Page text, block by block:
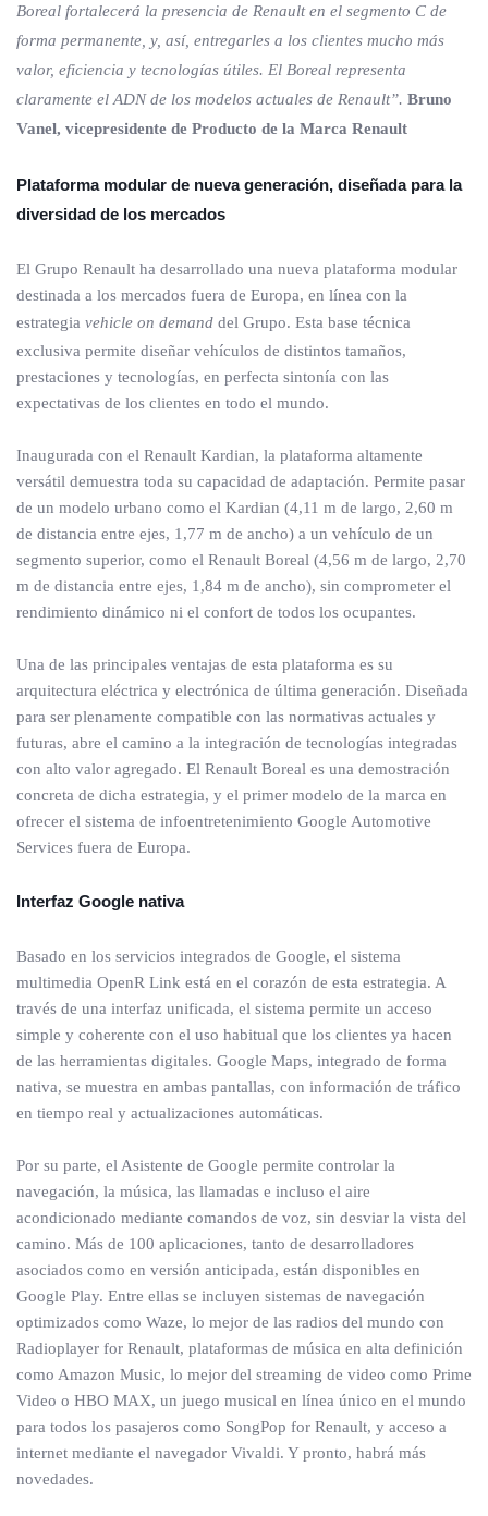
Boreal fortalecerá la presencia de Renault en el segmento C de
forma permanente, y, así, entregarles a los clientes mucho más
valor, eficiencia y tecnologías útiles. El Boreal representa
claramente el ADN de los modelos actuales de Renault”. Bruno
Vanel, vicepresidente de Producto de la Marca Renault
Plataforma modular de nueva generación, diseñada para la
diversidad de los mercados
El Grupo Renault ha desarrollado una nueva plataforma modular
destinada a los mercados fuera de Europa, en línea con la
estrategia vehicle on demand del Grupo. Esta base técnica
exclusiva permite diseñar vehículos de distintos tamaños,
prestaciones y tecnologías, en perfecta sintonía con las
expectativas de los clientes en todo el mundo.
Inaugurada con el Renault Kardian, la plataforma altamente
versátil demuestra toda su capacidad de adaptación. Permite pasar
de un modelo urbano como el Kardian (4,11 m de largo, 2,60 m
de distancia entre ejes, 1,77 m de ancho) a un vehículo de un
segmento superior, como el Renault Boreal (4,56 m de largo, 2,70
m de distancia entre ejes, 1,84 m de ancho), sin comprometer el
rendimiento dinámico ni el confort de todos los ocupantes.
Una de las principales ventajas de esta plataforma es su
arquitectura eléctrica y electrónica de última generación. Diseñada
para ser plenamente compatible con las normativas actuales y
futuras, abre el camino a la integración de tecnologías integradas
con alto valor agregado. El Renault Boreal es una demostración
concreta de dicha estrategia, y el primer modelo de la marca en
ofrecer el sistema de infoentretenimiento Google Automotive
Services fuera de Europa.
Interfaz Google nativa
Basado en los servicios integrados de Google, el sistema
multimedia OpenR Link está en el corazón de esta estrategia. A
través de una interfaz unificada, el sistema permite un acceso
simple y coherente con el uso habitual que los clientes ya hacen
de las herramientas digitales. Google Maps, integrado de forma
nativa, se muestra en ambas pantallas, con información de tráfico
en tiempo real y actualizaciones automáticas.
Por su parte, el Asistente de Google permite controlar la
navegación, la música, las llamadas e incluso el aire
acondicionado mediante comandos de voz, sin desviar la vista del
camino. Más de 100 aplicaciones, tanto de desarrolladores
asociados como en versión anticipada, están disponibles en
Google Play. Entre ellas se incluyen sistemas de navegación
optimizados como Waze, lo mejor de las radios del mundo con
Radioplayer for Renault, plataformas de música en alta definición
como Amazon Music, lo mejor del streaming de video como Prime
Video o HBO MAX, un juego musical en línea único en el mundo
para todos los pasajeros como SongPop for Renault, y acceso a
internet mediante el navegador Vivaldi. Y pronto, habrá más
novedades.